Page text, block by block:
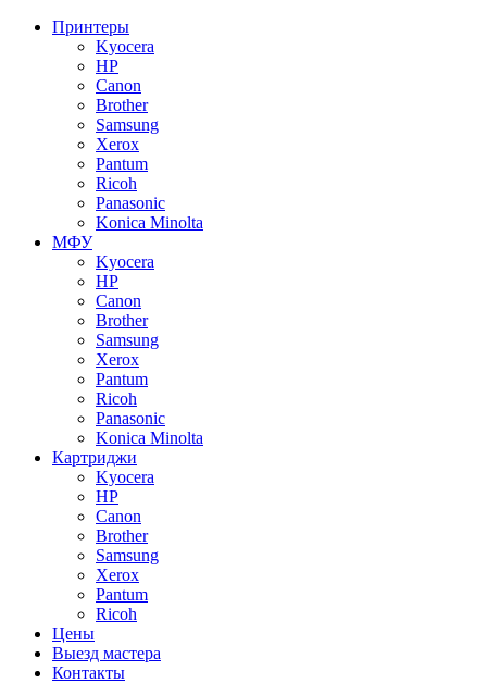
Принтеры
Kyocera
HP
Canon
Brother
Samsung
Xerox
Pantum
Ricoh
Panasonic
Konica Minolta
МФУ
Kyocera
HP
Canon
Brother
Samsung
Xerox
Pantum
Ricoh
Panasonic
Konica Minolta
Картриджи
Kyocera
HP
Canon
Brother
Samsung
Xerox
Pantum
Ricoh
Цены
Выезд мастера
Контакты